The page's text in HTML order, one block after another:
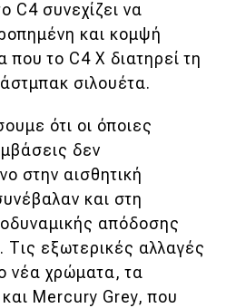
C4 συνεχίζει να
και κομψή
το C4 X διατηρεί τη
σιλουέτα.
ότι οι όποιες
δεν
στην αισθητική
και στη
απόδοσης
Τις εξωτερικές αλλαγές
νέα χρώματα, τα
Mercury Grey, που